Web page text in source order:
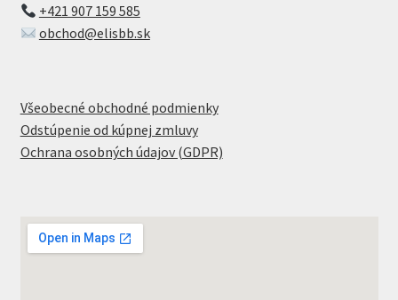
+421 907 159 585
obchod@elisbb.sk
Všeobecné obchodné podmienky
Odstúpenie od kúpnej zmluvy
Ochrana osobných údajov (GDPR)